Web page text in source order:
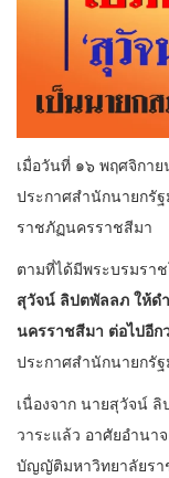
เมื่อวันที่ ๑๖ พฤศจิกา
ประกาศสํานักนายกรั
ราชภัฏนครราชสีมา
ตามที่ได้มีพระบรมรา
สุวัจน์ ลิปตพัลลภ ให้ดํ
นครราชสีมา ต่อไปอีก
ประกาศสํานักนายกรั
เนื่องจาก นายสุวัจน์
วาระแล้ว อาศัยอํานา
บัญญัติมหาวิทยาลัยร